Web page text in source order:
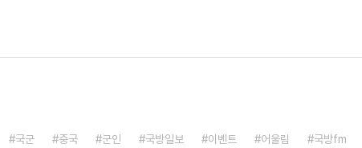
국군 중국 군인 국방일보 이벤트 어울림
국방fm